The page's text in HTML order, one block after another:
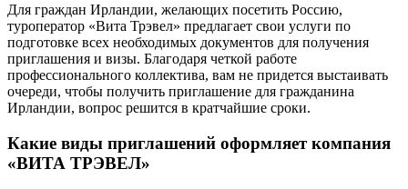
Для граждан Ирландии, желающих посетить Россию,
туроператор «Вита Трэвел» предлагает свои услуги по
подготовке всех необходимых документов для получения
приглашения и визы. Благодаря четкой работе
профессионального коллектива, вам не придется выстаивать
очереди, чтобы получить приглашение для гражданина
Ирландии, вопрос решится в кратчайшие сроки.
Какие виды приглашений оформляет компания
«ВИТА ТРЭВЕЛ»